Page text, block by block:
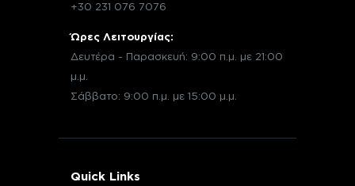
+30 231 076 7076
Ώρες Λειτουργίας:
Δευτέρα - Παρασκευή: 9:00 π.μ. με 21:00
μ.μ.
Σάββατο: 9:00 π.μ. με 15:00 μ.μ.
Quick Links